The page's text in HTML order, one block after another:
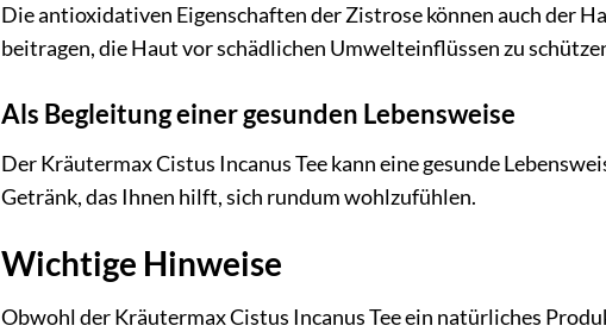
Die antioxidativen Eigenschaften der Zistrose können auch der
beitragen, die Haut vor schädlichen Umwelteinflüssen zu
Als Begleitung einer gesunden Lebensweise
Der Kräutermax Cistus Incanus Tee kann eine gesunde
Getränk, das Ihnen hilft, sich rundum wohlzufühlen.
Wichtige Hinweise
Obwohl der Kräutermax Cistus Incanus Tee ein natürliches